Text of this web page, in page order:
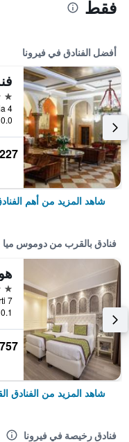
فقط
أفضل الفنادق في فيرونا
5 نجوم
0.0 كيلومتر عن وسط المدينة
شاهد المزيد من أهم
فنادق بالقرب من دوموس ميا
4 نجوم
0.1 كيلومتر عن وسط المدينة
757 ﷼
شاهد المزيد من الفنادق
فنادق رخيصة في فيرونا